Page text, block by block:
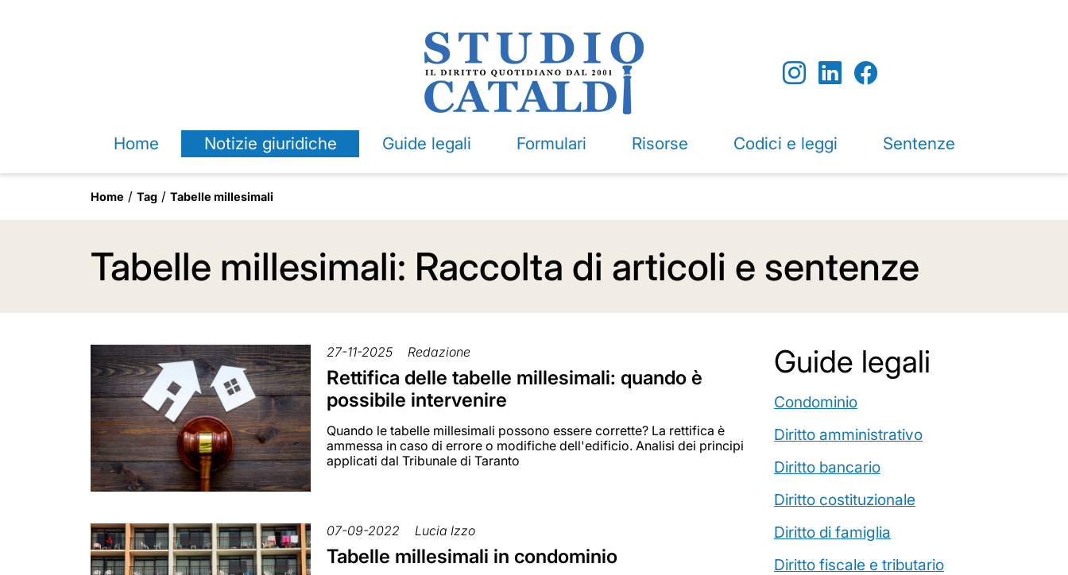
Home Notizie giuridiche Guide legali Formulari Risorse Codici e leggi Sentenze
Home Tag Tabelle millesimali
Tabelle millesimali: Raccolta di articoli e sentenze
27-11-2025 Redazione
Rettifica delle tabelle millesimali: quando è
possibile intervenire
Quando le tabelle millesimali possono essere corrette? La rettifica è
ammessa in caso di errore o modifiche dell'edificio. Analisi dei principi
applicati dal Tribunale di Taranto
07-09-2022 Lucia Izzo
Tabelle millesimali in condominio
Guide legali
Condominio
Diritto amministrativo
Diritto bancario
Diritto costituzionale
Diritto di famiglia
Diritto fiscale e tributario